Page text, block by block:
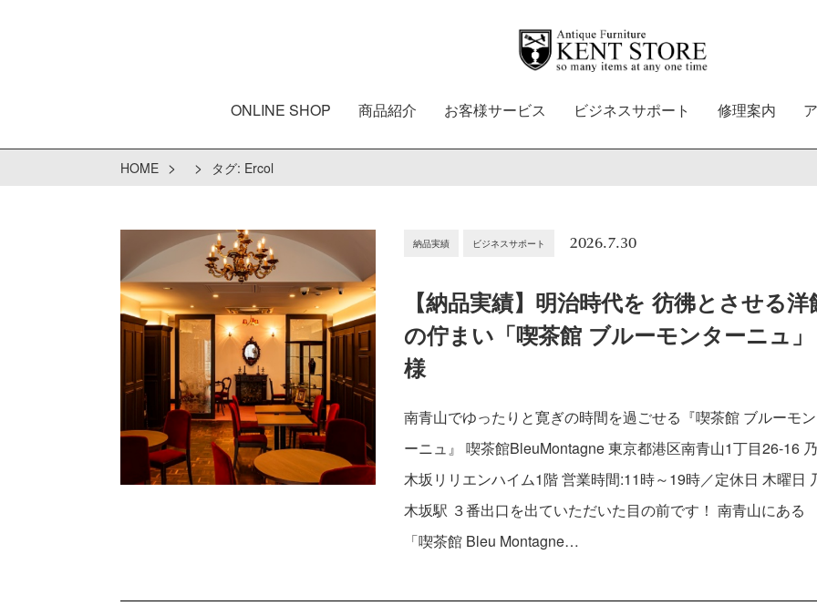
ONLINE SHOP 商品紹介 お客様サービス ビジネスサポート 修理案内
HOME > > タグ: Ercol
納品実績 ビジネスサポート 2026.7.30
【納品実績】明治時代を 彷彿とさせる洋
の佇まい「喫茶館 ブルーモンターニュ」
様
南青山でゆったりと寛ぎの時間を過ごせる『喫茶館 ブルーモ
ーニュ』 喫茶館BleuMontagne 東京都港区南青山1丁目26-16 乃
木坂リリエンハイム1階 営業時間:11時～19時／定休日 木曜日
木坂駅 ３番出口を出ていただいた目の前です！ 南青山にある
「喫茶館 Bleu Montagne…